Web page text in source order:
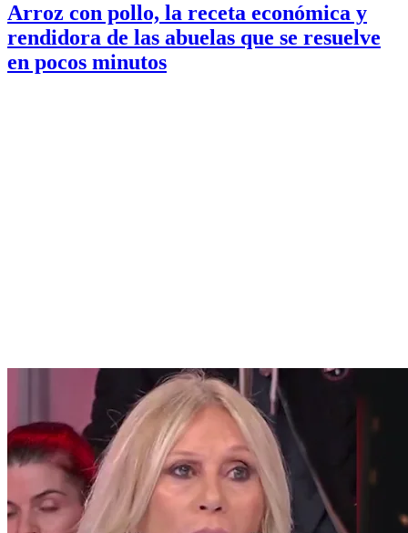
Arroz con pollo, la receta económica y
rendidora de las abuelas que se resuelve
en pocos minutos